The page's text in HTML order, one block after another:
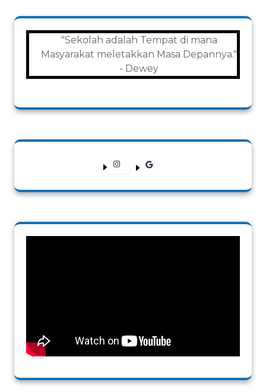
"Sekolah adalah Tempat di mana
Masyarakat meletakkan Masa Depannya."
- Dewey
InstagramGoogle